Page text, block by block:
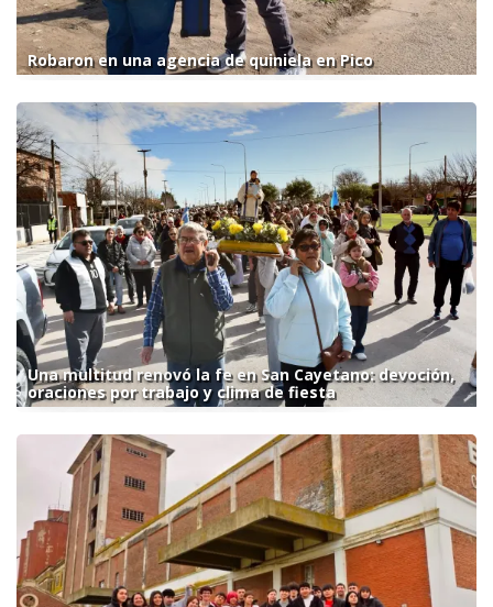
Robaron en una agencia de quiniela en Pico
Una multitud renovó la fe en San Cayetano: devoción,
oraciones por trabajo y clima de fiesta